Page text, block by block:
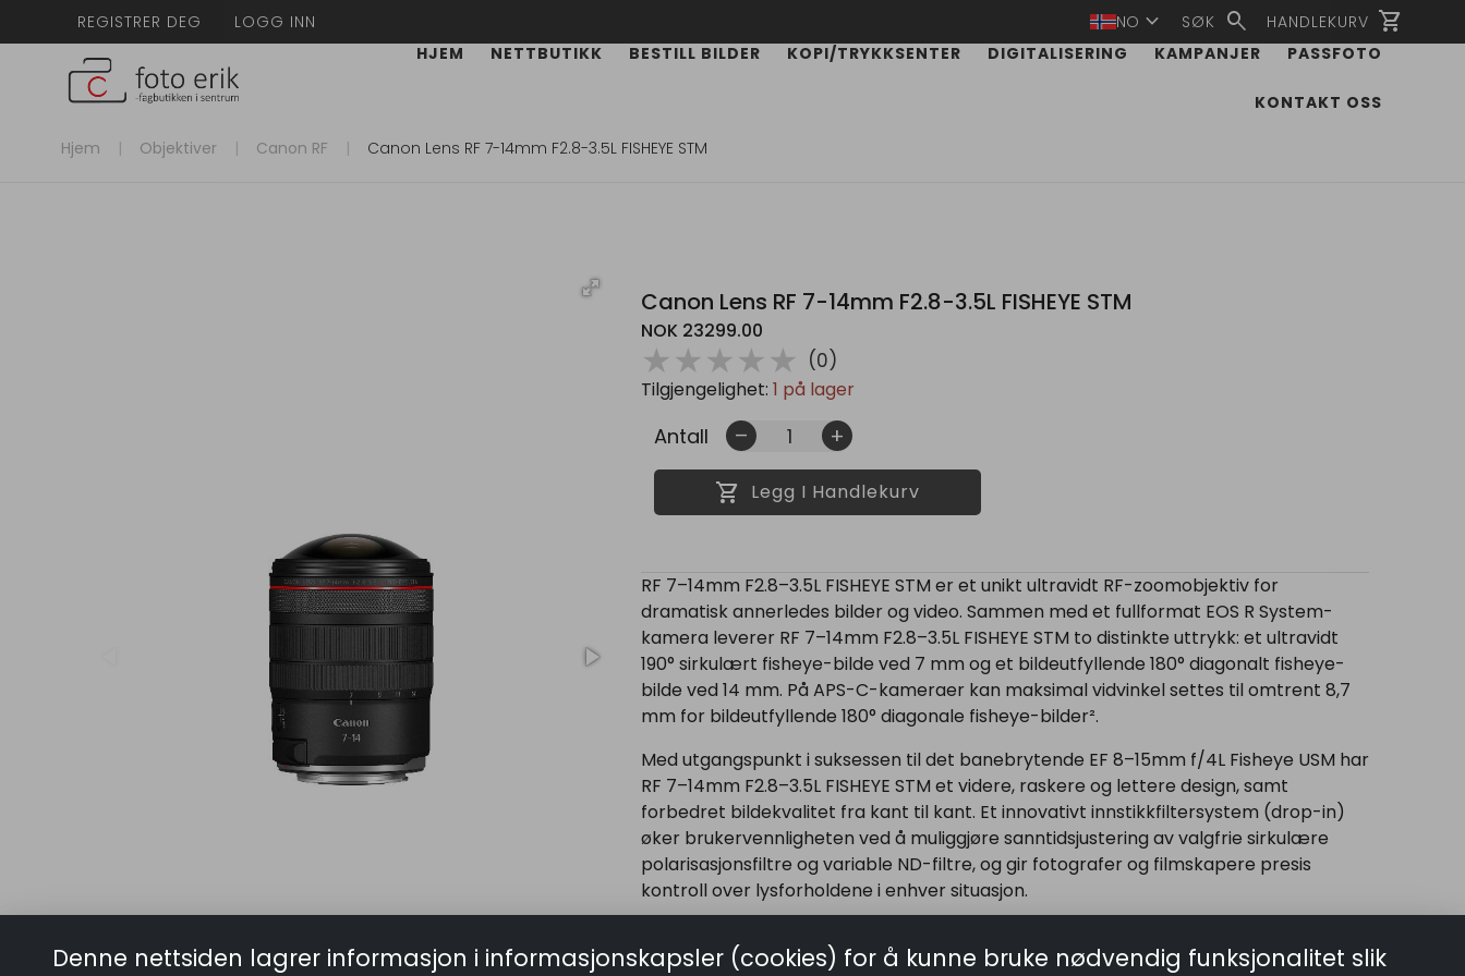
HJEM NETTBUTIKK BESTILL BILDER KOPI/TRYKKSENTER DIGITALISERING KAMPANJER PASSFOTO
KONTAKT OSS
REGISTRER DEG LOGG INN NO expand_more SØK search HANDLEKURV shopping_cart
Hjem Objektiver Canon RF Canon Lens RF 7-14mm F2.8-3.5L FISHEYE STM
Canon Lens RF 7-14mm F2.8-3.5L FISHEYE STM
NOK 23299.00
( )
★
( ) ★
( ) ★
( ) ★
( ) ★ (0)
Tilgjengelighet: 1 på lager
Antall remove add
shopping_cart Legg I Handlekurv
RF 7–14mm F2.8–3.5L FISHEYE STM er et unikt ultravidt RF-zoomobjektiv for
dramatisk annerledes bilder og video. Sammen med et fullformat EOS R System-
kamera leverer RF 7–14mm F2.8–3.5L FISHEYE STM to distinkte uttrykk: et ultravidt
190° sirkulært fisheye-bilde ved 7 mm og et bildeutfyllende 180° diagonalt fisheye-
bilde ved 14 mm. På APS-C-kameraer kan maksimal vidvinkel settes til omtrent 8,7
mm for bildeutfyllende 180° diagonale fisheye-bilder².
Med utgangspunkt i suksessen til det banebrytende EF 8–15mm f/4L Fisheye USM har
RF 7–14mm F2.8–3.5L FISHEYE STM et videre, raskere og lettere design, samt
forbedret bildekvalitet fra kant til kant. Et innovativt innstikkfiltersystem (drop-in)
øker brukervennligheten ved å muliggjøre sanntidsjustering av valgfrie sirkulære
polarisasjonsfiltre og variable ND-filtre, og gir fotografer og filmskapere presis
kontroll over lysforholdene i enhver situasjon.
7–14mm F2.8–3.5L FISHEYE STM et slående uttrykk på tvers av et bredt spekter av
Denne nettsiden lagrer informasjon i informasjonskapsler (cookies) for å kunne bruke nødvendig funksjonalitet slik